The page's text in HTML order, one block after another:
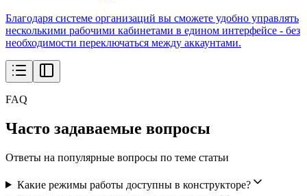
Благодаря системе организаций вы сможете удобно управлять
несколькими рабочими кабинетами в едином интерфейсе - без
необходимости переключаться между аккаунтами.
FAQ
Часто задаваемые вопросы
Ответы на популярные вопросы по теме статьи
Какие режимы работы доступны в конструкторе?